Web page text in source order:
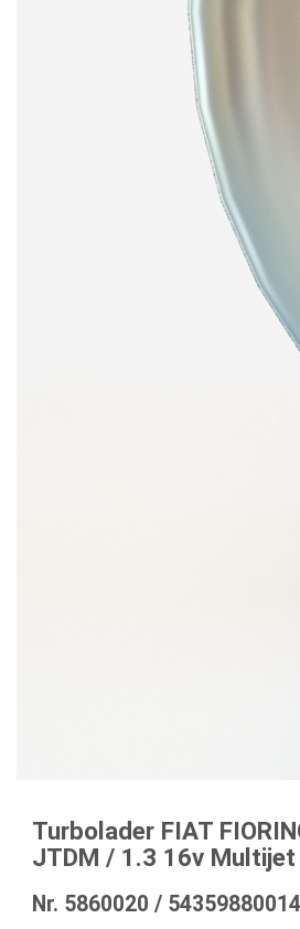
Turbolader FIAT
JTDM / 1.3 16v
Nr. 5860020 / 54359880014